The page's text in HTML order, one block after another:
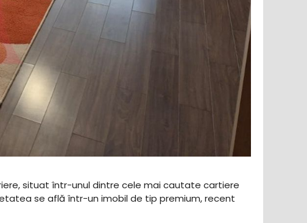
situat într-unul dintre cele mai cautate cartiere
se află într-un imobil de tip premium, recent